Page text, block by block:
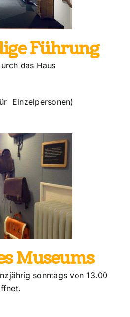
Führung
das Haus
Einzelpersonen)
Museums
sonntags von 13.00